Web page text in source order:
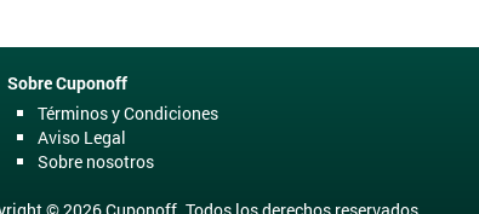
Sobre Cuponoff
Términos y Condiciones
Aviso Legal
Sobre nosotros